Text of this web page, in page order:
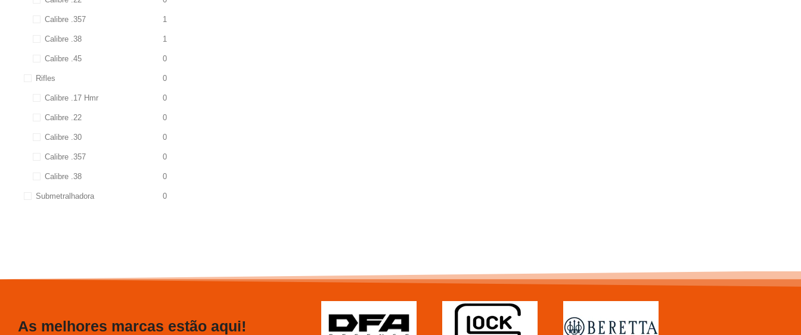
Calibre .357 1
Calibre .38 1
Calibre .45 0
Rifles 0
Calibre .17 Hmr 0
Calibre .22 0
Calibre .30 0
Calibre .357 0
Calibre .38 0
Submetralhadora 0
As melhores marcas estão aqui!